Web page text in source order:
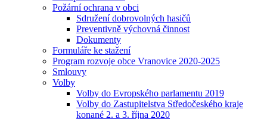
Požární ochrana v obci
Sdružení dobrovolných hasičů
Preventivně výchovná činnost
Dokumenty
Formuláře ke stažení
Program rozvoje obce Vranovice 2020-2025
Smlouvy
Volby
Volby do Evropského parlamentu 2019
Volby do Zastupitelstva Středočeského kraje
konané 2. a 3. října 2020